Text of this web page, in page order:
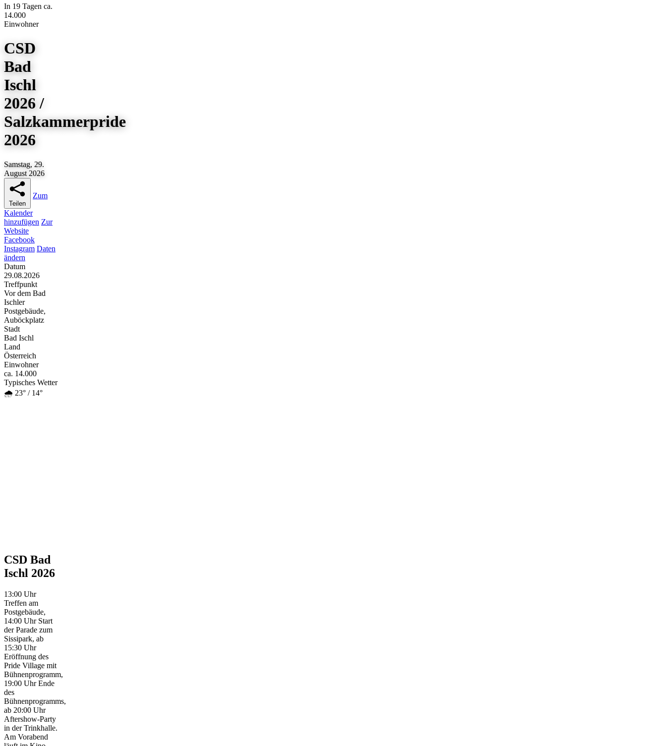
In 19 Tagen ca.
14.000
Einwohner
CSD
Bad
Ischl
2026 /
Salzkammerpride
2026
Samstag, 29.
August 2026
Teilen
Zum
Kalender
hinzufügen Zur
Website
Facebook
Instagram Daten
ändern
Datum
29.08.2026
Treffpunkt
Vor dem Bad
Ischler
Postgebäude,
Auböckplatz
Stadt
Bad Ischl
Land
Österreich
Einwohner
ca. 14.000
Typisches Wetter
🌧️ 23° / 14°
CSD Bad
Ischl 2026
13:00 Uhr
Treffen am
Postgebäude,
14:00 Uhr Start
der Parade zum
Sissipark, ab
15:30 Uhr
Eröffnung des
Pride Village mit
Bühnenprogramm,
19:00 Uhr Ende
des
Bühnenprogramms,
ab 20:00 Uhr
Aftershow-Party
in der Trinkhalle.
Am Vorabend